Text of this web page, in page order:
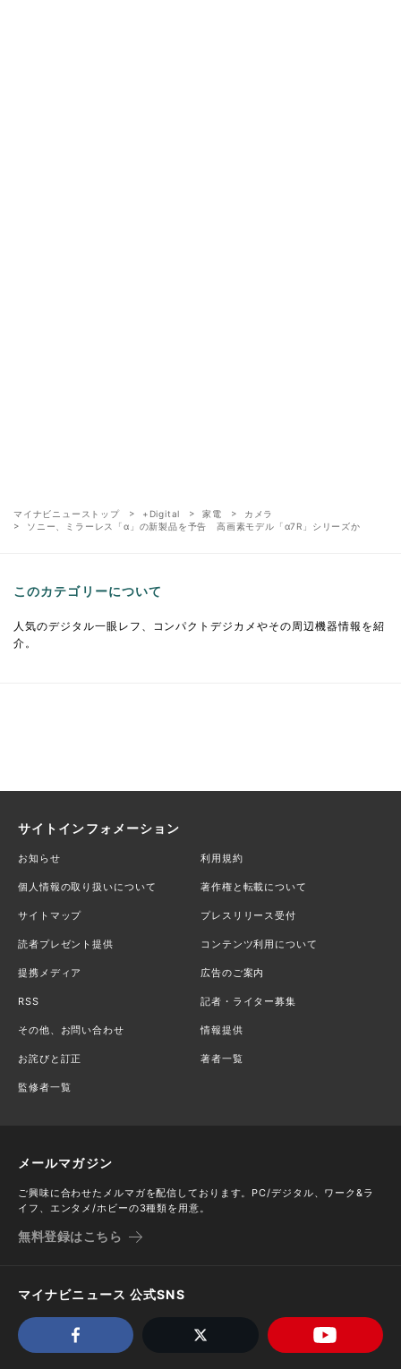
マイナビニューストップ +Digital 家電
カメラ
ソニー、ミラーレス「α」の新製品を予告 高画素モデル「α7R」シリーズか
このカテゴリーについて
人気のデジタル一眼レフ、コンパクトデジカメやその周辺機器情報を紹
介。
サイトインフォメーション
お知らせ 利用規約
個人情報の取り扱いについて 著作権と転載について
サイトマップ プレスリリース受付
読者プレゼント提供 コンテンツ利用について
提携メディア 広告のご案内
RSS 記者・ライター募集
その他、お問い合わせ 情報提供
お詫びと訂正 著者一覧
監修者一覧
メールマガジン
ご興味に合わせたメルマガを配信しております。PC/デジタル、ワーク&ラ
イフ、エンタメ/ホビーの3種類を用意。
無料登録はこちら
マイナビニュース 公式SNS